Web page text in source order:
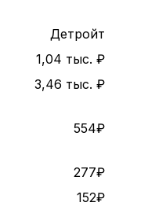
Детройт
1,04 тыс. ₽
3,46 тыс. ₽
554₽
277₽
152₽